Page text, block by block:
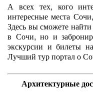
А всех тех, кого
интересные места
Здесь вы сможете
в Сочи, но и
экскурсии и билеты
Лучший тур портал о
Архитектурные